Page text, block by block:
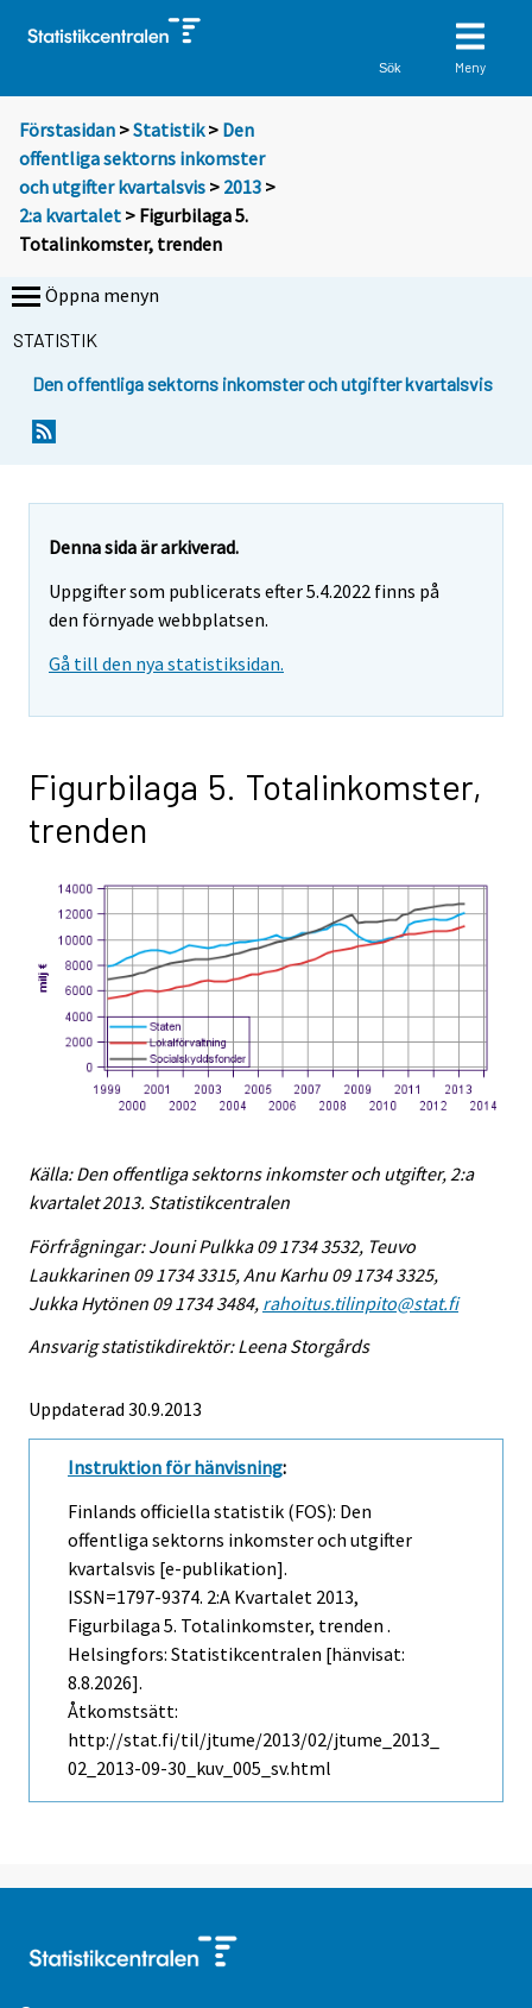
Sök Meny
Förstasidan >Statistik > Den
offentliga sektorns inkomster
och utgifter kvartalsvis > 2013 >
2:a kvartalet > Figurbilaga 5.
Totalinkomster, trenden
Öppna menyn
STATISTIK
Den offentliga sektorns inkomster och utgifter kvartalsvis
Denna sida är arkiverad.
Uppgifter som publicerats efter 5.4.2022 finns på
den förnyade webbplatsen.
Gå till den nya statistiksidan.
Figurbilaga 5. Totalinkomster,
trenden
Källa: Den offentliga sektorns inkomster och utgifter, 2:a
kvartalet 2013. Statistikcentralen
Förfrågningar: Jouni Pulkka 09 1734 3532, Teuvo
Laukkarinen 09 1734 3315, Anu Karhu 09 1734 3325,
Jukka Hytönen 09 1734 3484, rahoitus.tilinpito@stat.fi
Ansvarig statistikdirektör: Leena Storgårds
Uppdaterad 30.9.2013
Instruktion för hänvisning:
Finlands officiella statistik (FOS): Den
offentliga sektorns inkomster och utgifter
kvartalsvis [e-publikation].
ISSN=1797-9374. 2:a Kvartalet 2013,
Figurbilaga 5. Totalinkomster, trenden .
Helsingfors: Statistikcentralen [hänvisat:
8.8.2026].
Åtkomstsätt:
http://stat.fi/til/jtume/2013/02/jtume_2013_
02_2013-09-30_kuv_005_sv.html